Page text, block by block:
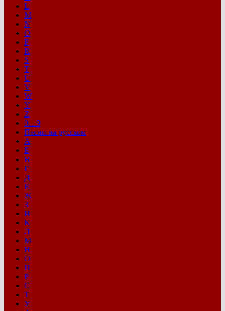
L
M
N
O
P
R
S
T
U
V
W
Y
Z
0…9
Песни на русском
А
Б
В
Г
Д
Е
Ж
З
И
К
Л
М
Н
О
П
Р
С
Т
У